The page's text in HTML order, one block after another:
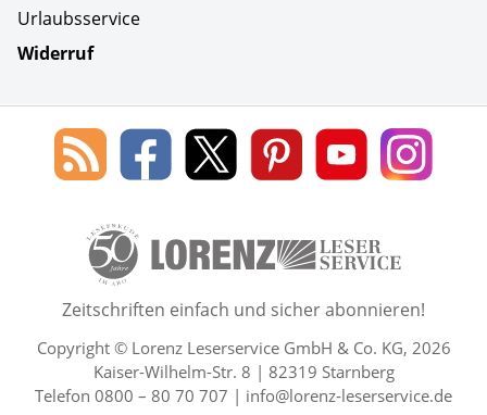
Urlaubsservice
Widerruf
Social Media
Blog
des
Leserservice
Lorenz
Leserservice
Lorenz
Leserservice
Lorenz
Leserservice
Lorenz
Leserservice
Lorenz
50 Lesefreude im Abo Jahre
Zeitschriften einfach und sicher abonnieren!
Copyright © Lorenz Leserservice GmbH & Co. KG, 2026
Kaiser-Wilhelm-Str. 8 | 82319 Starnberg
Telefon 0800 – 80 70 707 | info@lorenz-leserservice.de